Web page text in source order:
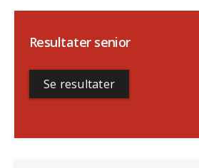
Resultater senior
Se resultater